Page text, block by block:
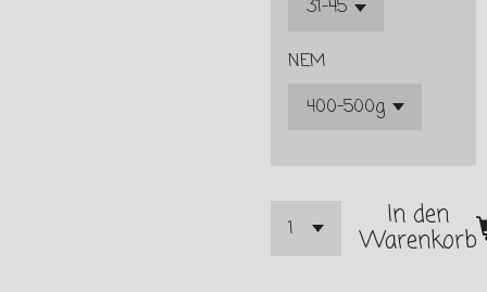
NEM
In den
Warenkorb